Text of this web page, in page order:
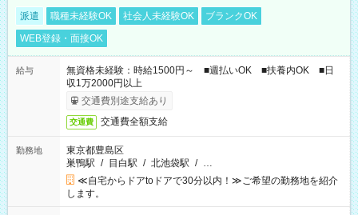
派遣 職種未経験OK 社会人未経験OK
ブランクOK
WEB登録・面接OK
給与
無資格未経験：時給1500円～ ■週払いOK ■扶養内OK ■日
収1万2000円以上
交通費別途支給あり
交通費 交通費全額支給
勤務地
東京都豊島区
巣鴨駅 / 目白駅 / 北池袋駅 / …
≪自宅からドアtoドアで30分以内！≫ご希望の勤務地を紹介
します。